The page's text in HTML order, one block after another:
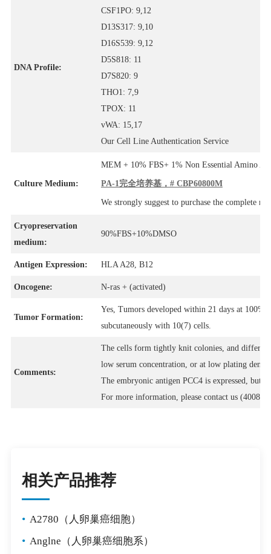
DNA Profile:
CSF1PO: 9,12
D13S317: 9,10
D16S539: 9,12
D5S818: 11
D7S820: 9
THO1: 7,9
TPOX: 11
vWA: 15,17
Our Cell Line Authentication Service
Culture Medium:
MEM + 10% FBS+ 1% Non Essential Amino
PA-1完全培养基，# CBP60800M
We strongly suggest to purchase the complete
Cryopreservation
medium:
90%FBS+10%DMSO
Antigen Expression: HLA A28, B12
Oncogene: N-ras + (activated)
Tumor Formation:
Yes, Tumors developed within 21 days at 100%
subcutaneously with 10(7) cells.
Comments:
The cells form tightly knit colonies, and
low serum concentration, or at low plating
The embryonic antigen PCC4 is expressed, but
For more information, please contact us (4008-
相关产品推荐
• A2780（人卵巢癌细胞）
• Anglne（人卵巢癌细胞系）